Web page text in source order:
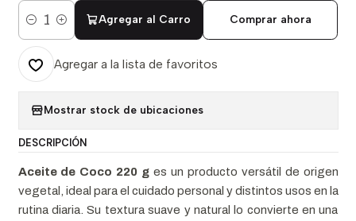
Cantidad
Agregar al Carro Comprar ahora
Agregar a la lista de favoritos
Mostrar stock de ubicaciones
DESCRIPCIÓN
Aceite de Coco 220 g es un producto versátil de origen
vegetal, ideal para el cuidado personal y distintos usos en la
rutina diaria. Su textura suave y natural lo convierte en una